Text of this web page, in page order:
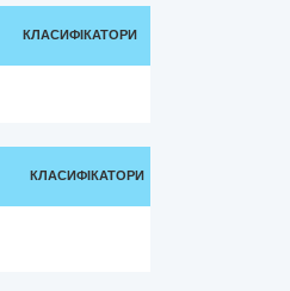
КЛАСИФІКАТОРИ
КЛАСИФІКАТОРИ